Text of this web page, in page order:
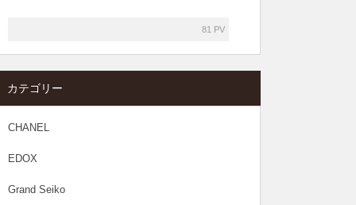
81 PV
カテゴリー
CHANEL
EDOX
Grand Seiko